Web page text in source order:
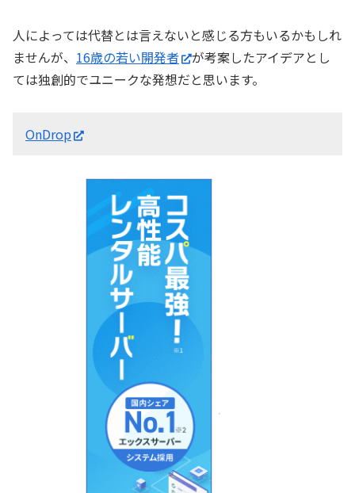
人によっては代替とは言えないと感じる方もいるかもしれ
ませんが、 16歳の若い開発者
が考案したアイデアとし
ては独創的でユニークな発想だと思います。
OnDrop